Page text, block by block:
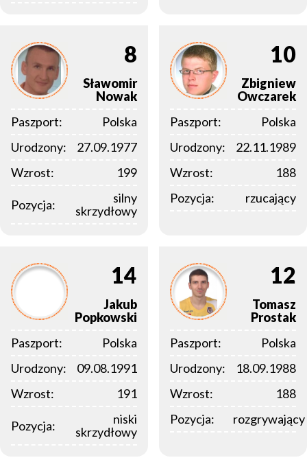
8
Sławomir
Nowak
Paszport:
Polska
Urodzony:
27.09.1977
Wzrost:
199
Pozycja:
silny
skrzydłowy
10
Zbigniew
Owczarek
Paszport:
Polska
Urodzony:
22.11.1989
Wzrost:
188
Pozycja:
rzucający
14
Jakub
Popkowski
Paszport:
Polska
Urodzony:
09.08.1991
Wzrost:
191
Pozycja:
niski
skrzydłowy
12
Tomasz
Prostak
Paszport:
Polska
Urodzony:
18.09.1988
Wzrost:
188
Pozycja:
rozgrywający